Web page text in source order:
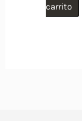
carrito